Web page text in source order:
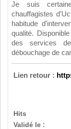
Je suis
chauffagistes
habitude
qualité.
des services
débouchage de
Lien retour :
Hits
Validé le :